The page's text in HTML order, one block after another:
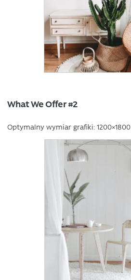
What We Offer #2
Optymalny wymiar grafiki: 1200×1800